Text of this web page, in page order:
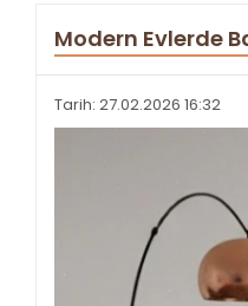
Modern Evlerde
Tarih: 27.02.2026 16:32